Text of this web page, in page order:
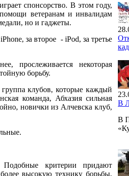
спонсорство. В этом году,
ветеранам и инвалидам
но и гаджеты.
за второе - iPod, за третье
прослеживается некоторая
борьбу.
клубов, которые каждый
команда, Абхазия сильная
новички из Алчевска клуб,
критерии придают
высокую технику борьбы,
В
В